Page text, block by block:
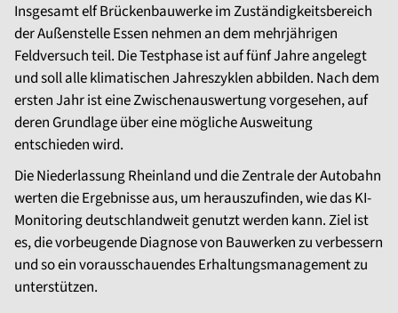
Insgesamt elf Brückenbauwerke im Zuständigkeitsbereich
der Außenstelle Essen nehmen an dem mehrjährigen
Feldversuch teil. Die Testphase ist auf fünf Jahre angelegt
und soll alle klimatischen Jahreszyklen abbilden. Nach dem
ersten Jahr ist eine Zwischenauswertung vorgesehen, auf
deren Grundlage über eine mögliche Ausweitung
entschieden wird.
Die Niederlassung Rheinland und die Zentrale der Autobahn
werten die Ergebnisse aus, um herauszufinden, wie das KI-
Monitoring deutschlandweit genutzt werden kann. Ziel ist
es, die vorbeugende Diagnose von Bauwerken zu verbessern
und so ein vorausschauendes Erhaltungsmanagement zu
unterstützen.